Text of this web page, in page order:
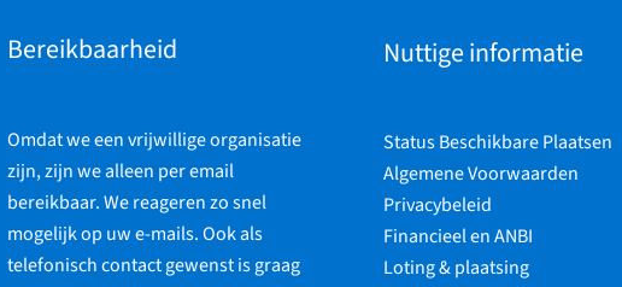
Bereikbaarheid
Omdat we een vrijwillige organisatie
zijn, zijn we alleen per email
bereikbaar. We reageren zo snel
mogelijk op uw e-mails. Ook als
telefonisch contact gewenst is graag
Nuttige informatie
Status Beschikbare Plaatsen
Algemene Voorwaarden
Privacybeleid
Financieel en ANBI
Loting & plaatsing